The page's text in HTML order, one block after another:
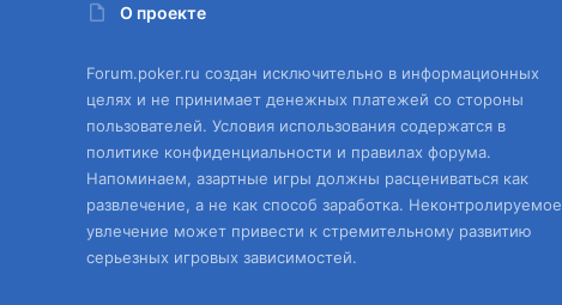
О проекте
Forum.poker.ru создан исключительно в информационных
целях и не принимает денежных платежей со стороны
пользователей. Условия использования содержатся в
политике конфиденциальности и правилах форума.
Напоминаем, азартные игры должны расцениваться как
развлечение, а не как способ заработка. Неконтролируемое
увлечение может привести к стремительному развитию
серьезных игровых зависимостей.